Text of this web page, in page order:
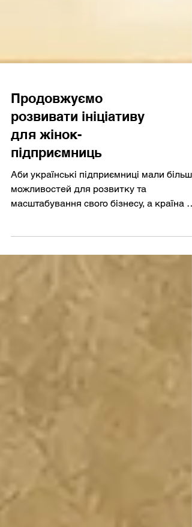
Продовжуємо
розвивати ініціативу
для жінок-
підприємниць
Аби українські підприємниці мали більше
можливостей для розвитку та
кращі умови для сталого відновлення,
Центр «Розвиток КСВ» та Національна
мережа хабів для жінок-підприємниць
U&WE HUB продовжують реалізовувати
банки, міжнародні організації, державні
інституції, бізнес-асоціації та організації